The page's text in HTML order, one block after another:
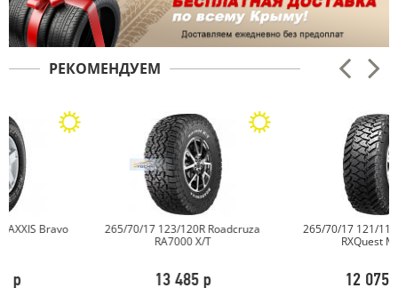
РЕКОМЕНДУЕМ
265/70/17 123/120R Roadcruza
265/70/17 121/118Q ROADX